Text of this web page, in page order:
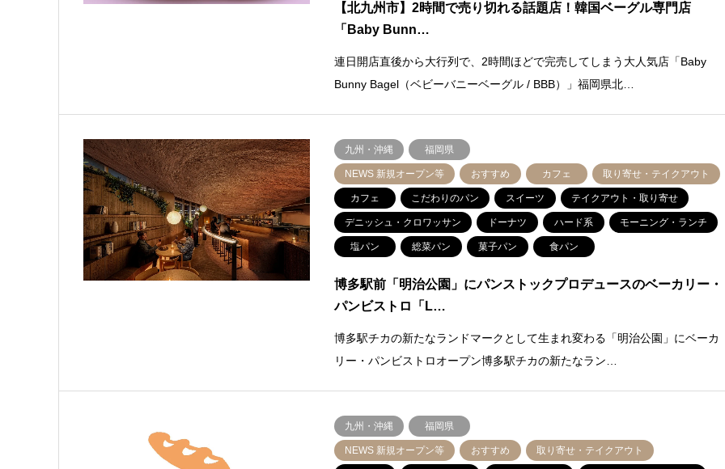
【北九州市】2時間で売り切れる話題店！韓国ベーグル専門店
「Baby Bunn…
連日開店直後から大行列で、2時間ほどで完売してしまう大人気店「Baby
Bunny Bagel（ベビーバニーベーグル / BBB）」福岡県北…
九州・沖縄 福岡県
NEWS 新規オープン等 おすすめ カフェ 取り寄せ・テイクアウト
カフェ こだわりのパン スイーツ テイクアウト・取り寄せ
デニッシュ・クロワッサン ドーナツ ハード系 モーニング・ランチ
塩パン 総菜パン 菓子パン 食パン
博多駅前「明治公園」にパンストックプロデュースのベーカリー・
パンビストロ「L…
博多駅チカの新たなランドマークとして生まれ変わる「明治公園」にベーカ
リー・パンビストロオープン博多駅チカの新たなラン…
九州・沖縄 福岡県
NEWS 新規オープン等 おすすめ 取り寄せ・テイクアウト